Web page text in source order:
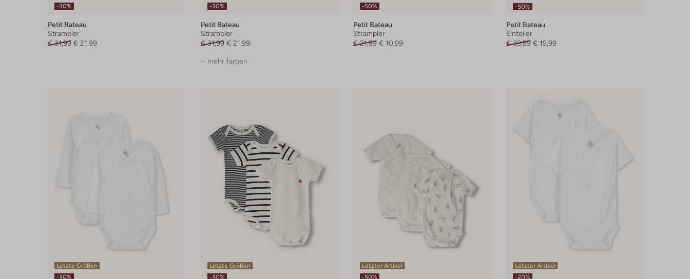
-30%
Petit Bateau
Strampler
€ 31,99 € 21,99
-30%
Petit Bateau
Strampler
€ 31,99 € 21,99
+ mehr farben
-50%
Petit Bateau
Strampler
€ 21,99 € 10,99
-50%
Petit Bateau
Einteiler
€ 39,99 € 19,99
Letzte Größen
-30%
Letzte Größen
-30%
Letzter Artikel
-50%
Letzter Artikel
-20%